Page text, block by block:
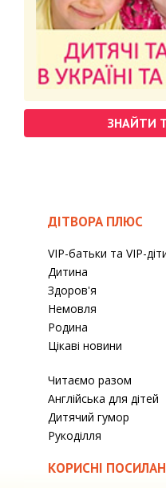
ЗНАЙТИ
ДІТВОРА ПЛЮС
VIP-батьки та VIP-
Дитина
Здоров'я
Немовля
Родина
Цікаві новини
Читаємо разом
Англійська для дітей
Дитячий гумор
Рукоділля
КОРИСНІ